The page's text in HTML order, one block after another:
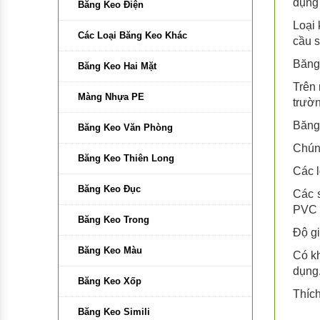
Bìa Dây
Bìa Trình Ký
Bìa Lỗ
Cặp Đựng Tài Liệu
Bìa Nhẫn , Bìa Kẹp
Giá Đỡ Đa Năng
Băng Keo Điện
Các Loại Băng Keo Khác
Băng Keo Hai Mặt
Màng Nhựa PE
Băng Keo Văn Phòng
Băng Keo Thiên Long
Băng Keo Đục
Băng Keo Trong
Băng Keo Màu
Băng Keo Xốp
Băng Keo Simili
Loại
cầu
Trên
Các
Các
PVC
Độ
Có
dụng.